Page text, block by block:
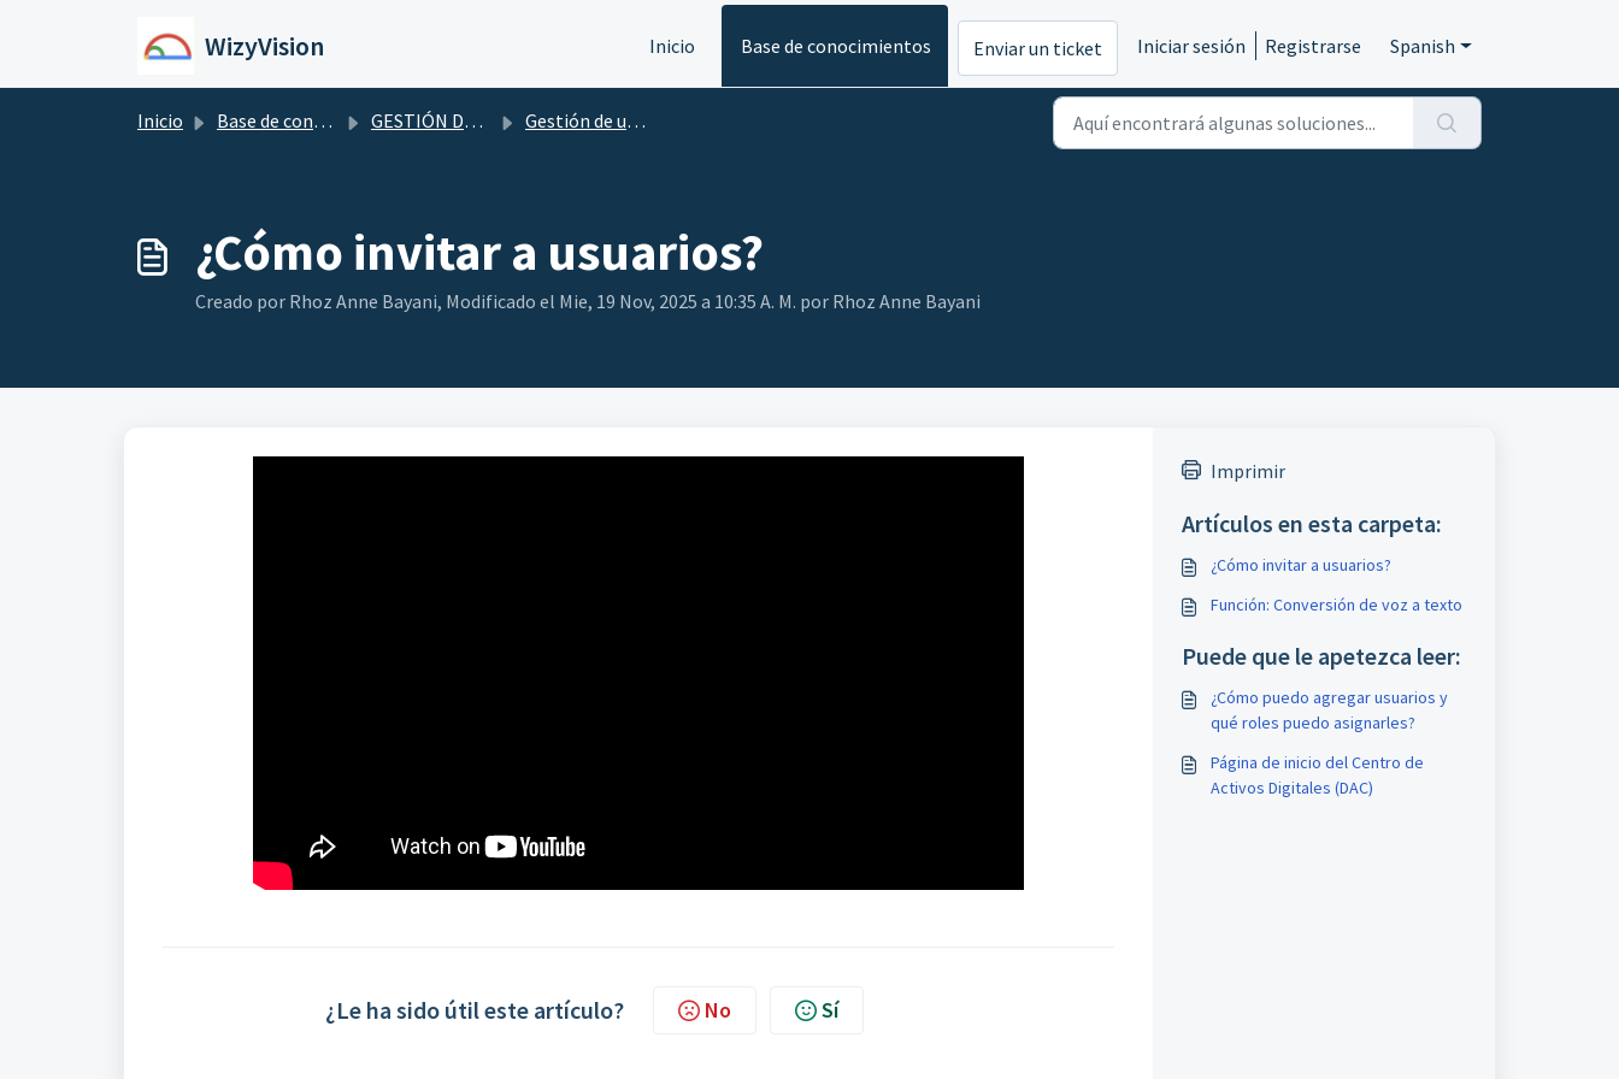
WizyVision Inicio Base de conocimientos Enviar un ticket Iniciar sesión Registrarse Spanish
Inicio Base de conocimientos GESTIÓN DE USUARIOS Gestión de usuarios
¿Cómo invitar a usuarios?
Creado por Rhoz Anne Bayani, Modificado el Mie, 19 Nov, 2025 a 10:35 A. M. por Rhoz Anne Bayani
¿Le ha sido útil este artículo? No Sí
Imprimir
Artículos en esta carpeta:
¿Cómo invitar a usuarios?
Función: Conversión de voz a texto
Puede que le apetezca leer:
¿Cómo puedo agregar usuarios y
qué roles puedo asignarles?
Página de inicio del Centro de
Activos Digitales (DAC)